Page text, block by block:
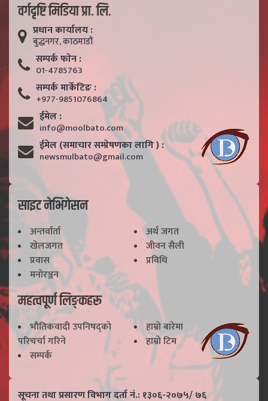
वर्गदृष्टि मिडिया प्रा. लि.
प्रधान कार्यालय :
बुद्धनगर, काठमाडाैं
सम्पर्क फाेन :
01-4785763
सम्पर्क मार्केटिङ :
+977-9851076864
ईमेल :
info@moolbato.com
ईमेल (समाचार सम्प्रेषणका लागि ) :
newsmulbato@gmail.com
साइट नेभिगेसन
अन्तर्वार्ता
अर्थ जगत
खेलजगत
जीवन सैली
प्रवास
प्रविधि
मनोरञ्जन
महत्वपूर्ण लिङ्कहरू
भाैतिकवादी उपनिषद्काे
परिचर्चा गरिने
हाम्राे बारेमा
हाम्राे टिम
सम्पर्क
सूचना तथा प्रसारण विभाग दर्ता नं.: १३०६-२०७५/ ७६